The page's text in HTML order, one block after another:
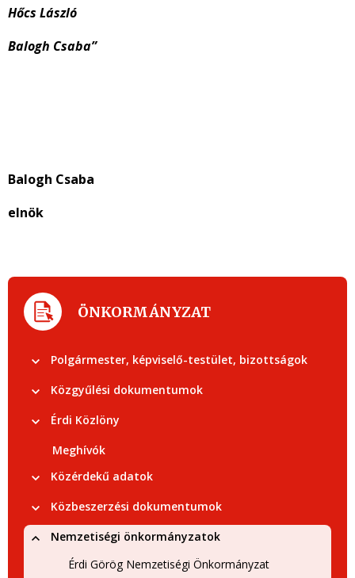
Hőcs László
Balogh Csaba”
Balogh Csaba
elnök
ÖNKORMÁNYZAT
Polgármester, képviselő-testület, bizottságok
Közgyűlési dokumentumok
Érdi Közlöny
Meghívók
Közérdekű adatok
Közbeszerzési dokumentumok
Nemzetiségi önkormányzatok
Érdi Görög Nemzetiségi Önkormányzat